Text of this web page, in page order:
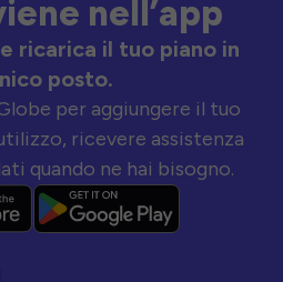
nell’app
ricarica il tuo piano in
posto.
per aggiungere il tuo
ricevere assistenza
quando ne hai bisogno.